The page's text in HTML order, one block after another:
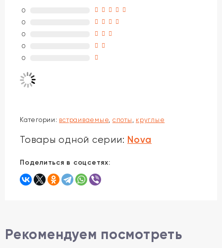
0
0
0
0
0
Категории: встраиваемые споты круглые
Товары одной серии: Nova
Поделиться в соцсетях:
Рекомендуем посмотреть